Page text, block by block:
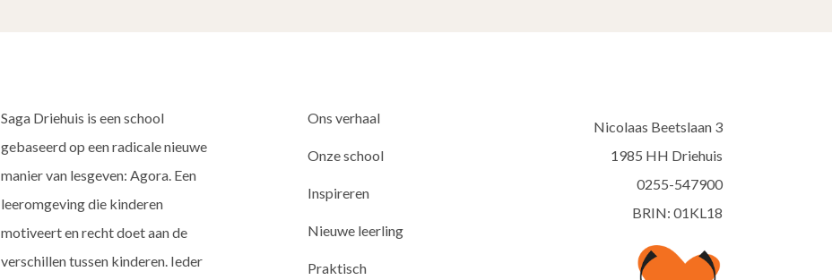
Saga Driehuis is een school
gebaseerd op een radicale nieuwe
manier van lesgeven: Agora. Een
leeromgeving die kinderen
motiveert en recht doet aan de
verschillen tussen kinderen. Ieder
Ons verhaal
Onze school
Inspireren
Nieuwe leerling
Praktisch
Nicolaas Beetslaan 3
1985 HH Driehuis
0255-547900
BRIN: 01KL18